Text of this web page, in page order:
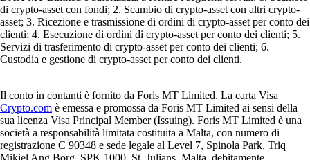
di crypto-asset con fondi; 2. Scambio di crypto-asset con altri crypto-
asset; 3. Ricezione e trasmissione di ordini di crypto-asset per conto dei
clienti; 4. Esecuzione di ordini di crypto-asset per conto dei clienti; 5.
Servizi di trasferimento di crypto-asset per conto dei clienti; 6.
Custodia e gestione di crypto-asset per conto dei clienti.
Il conto in contanti è fornito da Foris MT Limited. La carta Visa
Crypto.com è emessa e promossa da Foris MT Limited ai sensi della
sua licenza Visa Principal Member (Issuing). Foris MT Limited è una
società a responsabilità limitata costituita a Malta, con numero di
registrazione C 90348 e sede legale al Level 7, Spinola Park, Triq
Mikiel Ang Borg, SPK 1000, St. Julians, Malta, debitamente